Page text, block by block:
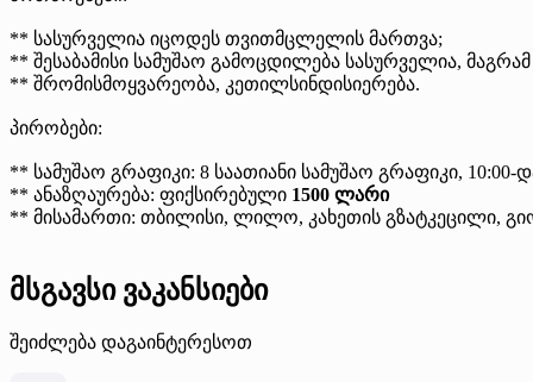
** სასურველია იცოდეს თვითმცლელის მართვა;
** შესაბამისი სამუშაო გამოცდილება სასურველია,
** შრომისმოყვარეობა, კეთილსინდისიერება.
პირობები:
** სამუშაო გრაფიკი: 8 საათიანი სამუშაო გრაფიკი, 10:00-
** ანაზღაურება: ფიქსირებული 1500 ლარი
** მისამართი: თბილისი, ლილო, კახეთის გზატკეცილი,
მსგავსი ვაკანსიები
შეიძლება დაგაინტერესოთ